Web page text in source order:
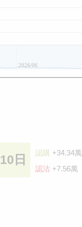
2026/06
10日 認購 +34.34萬
認沽 +7.56萬